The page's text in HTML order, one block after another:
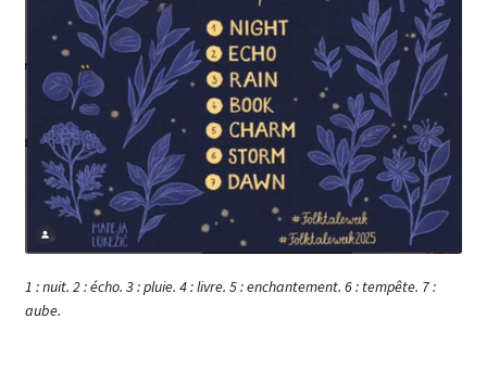
1 : nuit. 2 : écho. 3 : pluie. 4 : livre. 5 : enchantement. 6 : tempête. 7 :
aube.